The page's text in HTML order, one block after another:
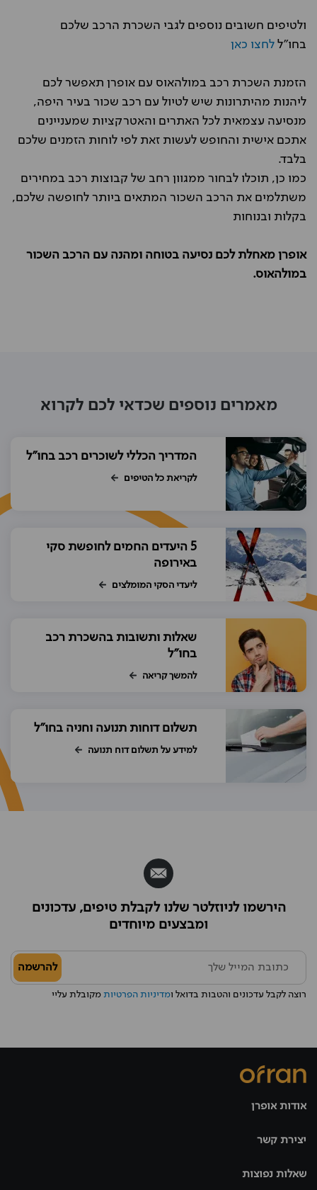
ולטיפים חשובים נוספים לגבי השכרת הרכב שלכם
בחו"ל לחצו כאן
הזמנת השכרת רכב במולהאוס עם אופרן תאפשר לכם
ליהנות מהיתרונות שיש לטיול עם רכב שכור בעיר היפה,
מנסיעה עצמאית לכל האתרים והאטרקציות שמעניינים
אתכם אישית והחופש לעשות זאת לפי לוחות הזמנים שלכם
בלבד.
כמו כן, תוכלו לבחור ממגוון רחב של קבוצות רכב במחירים
משתלמים את הרכב השכור המתאים ביותר לחופשה שלכם,
בקלות ובנוחות
אופרן מאחלת לכם נסיעה בטוחה ומהנה עם הרכב השכור
במולהאוס.
מאמרים נוספים שכדאי לכם לקרוא
המדריך הכללי לשוכרים רכב בחו"ל
לקריאת כל הטיפים
5 היעדים החמים לחופשת סקי
באירופה
ליעדי הסקי המומלצים
שאלות ותשובות בהשכרת רכב
בחו"ל
להמשך קריאה
תשלום דוחות תנועה וחניה בחו"ל
למידע על תשלום דוח תנועה
הירשמו לניוזלטר שלנו לקבלת טיפים, עדכונים
ומבצעים מיוחדים
רוצה לקבל עדכונים והטבות בדואל ומדיניות הפרטיות מקובלת עליי
להרשמה
אודות אופרן
יצירת קשר
שאלות נפוצות